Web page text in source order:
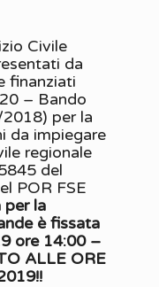
Civile
da
finanziati
– Bando
per la
da impiegare
regionale
del
POR FSE
per la
è fissata
ore 14:00 –
ALLE ORE